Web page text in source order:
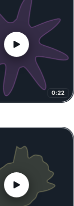
0:22